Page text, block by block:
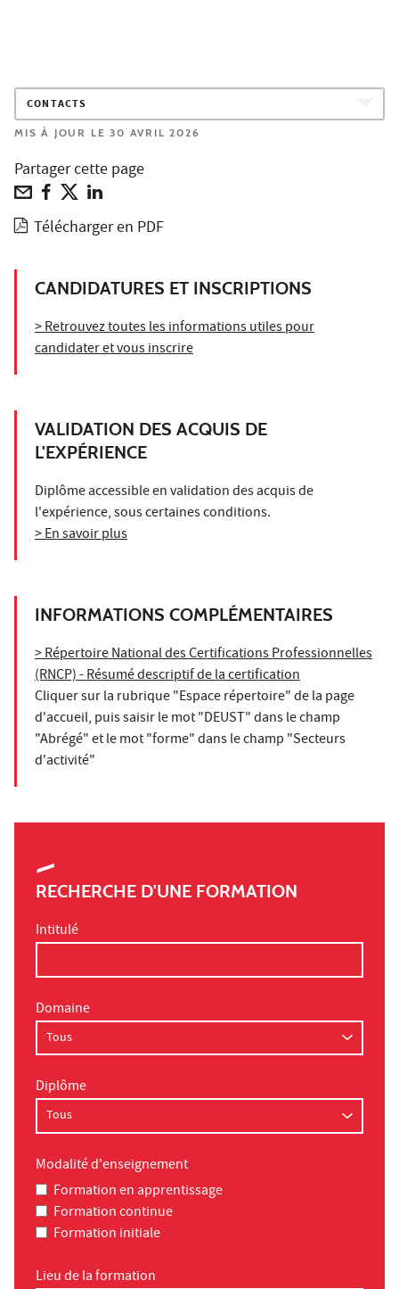
CONTACTS
MIS À JOUR LE 30 AVRIL 2026
Partager cette page
Télécharger en PDF
CANDIDATURES ET INSCRIPTIONS
> Retrouvez toutes les informations utiles pour
candidater et vous inscrire
VALIDATION DES ACQUIS DE
L'EXPÉRIENCE
Diplôme accessible en validation des acquis de
l'expérience, sous certaines conditions.
> En savoir plus
INFORMATIONS COMPLÉMENTAIRES
> Répertoire National des Certifications Professionnelles
(RNCP) - Résumé descriptif de la certification
Cliquer sur la rubrique "Espace répertoire" de la page
d'accueil, puis saisir le mot "DEUST" dans le champ
"Abrégé" et le mot "forme" dans le champ "Secteurs
d'activité"
RECHERCHE D'UNE FORMATION
Intitulé
Domaine
Diplôme
Modalité d'enseignement
Formation en apprentissage
Formation continue
Formation initiale
Lieu de la formation